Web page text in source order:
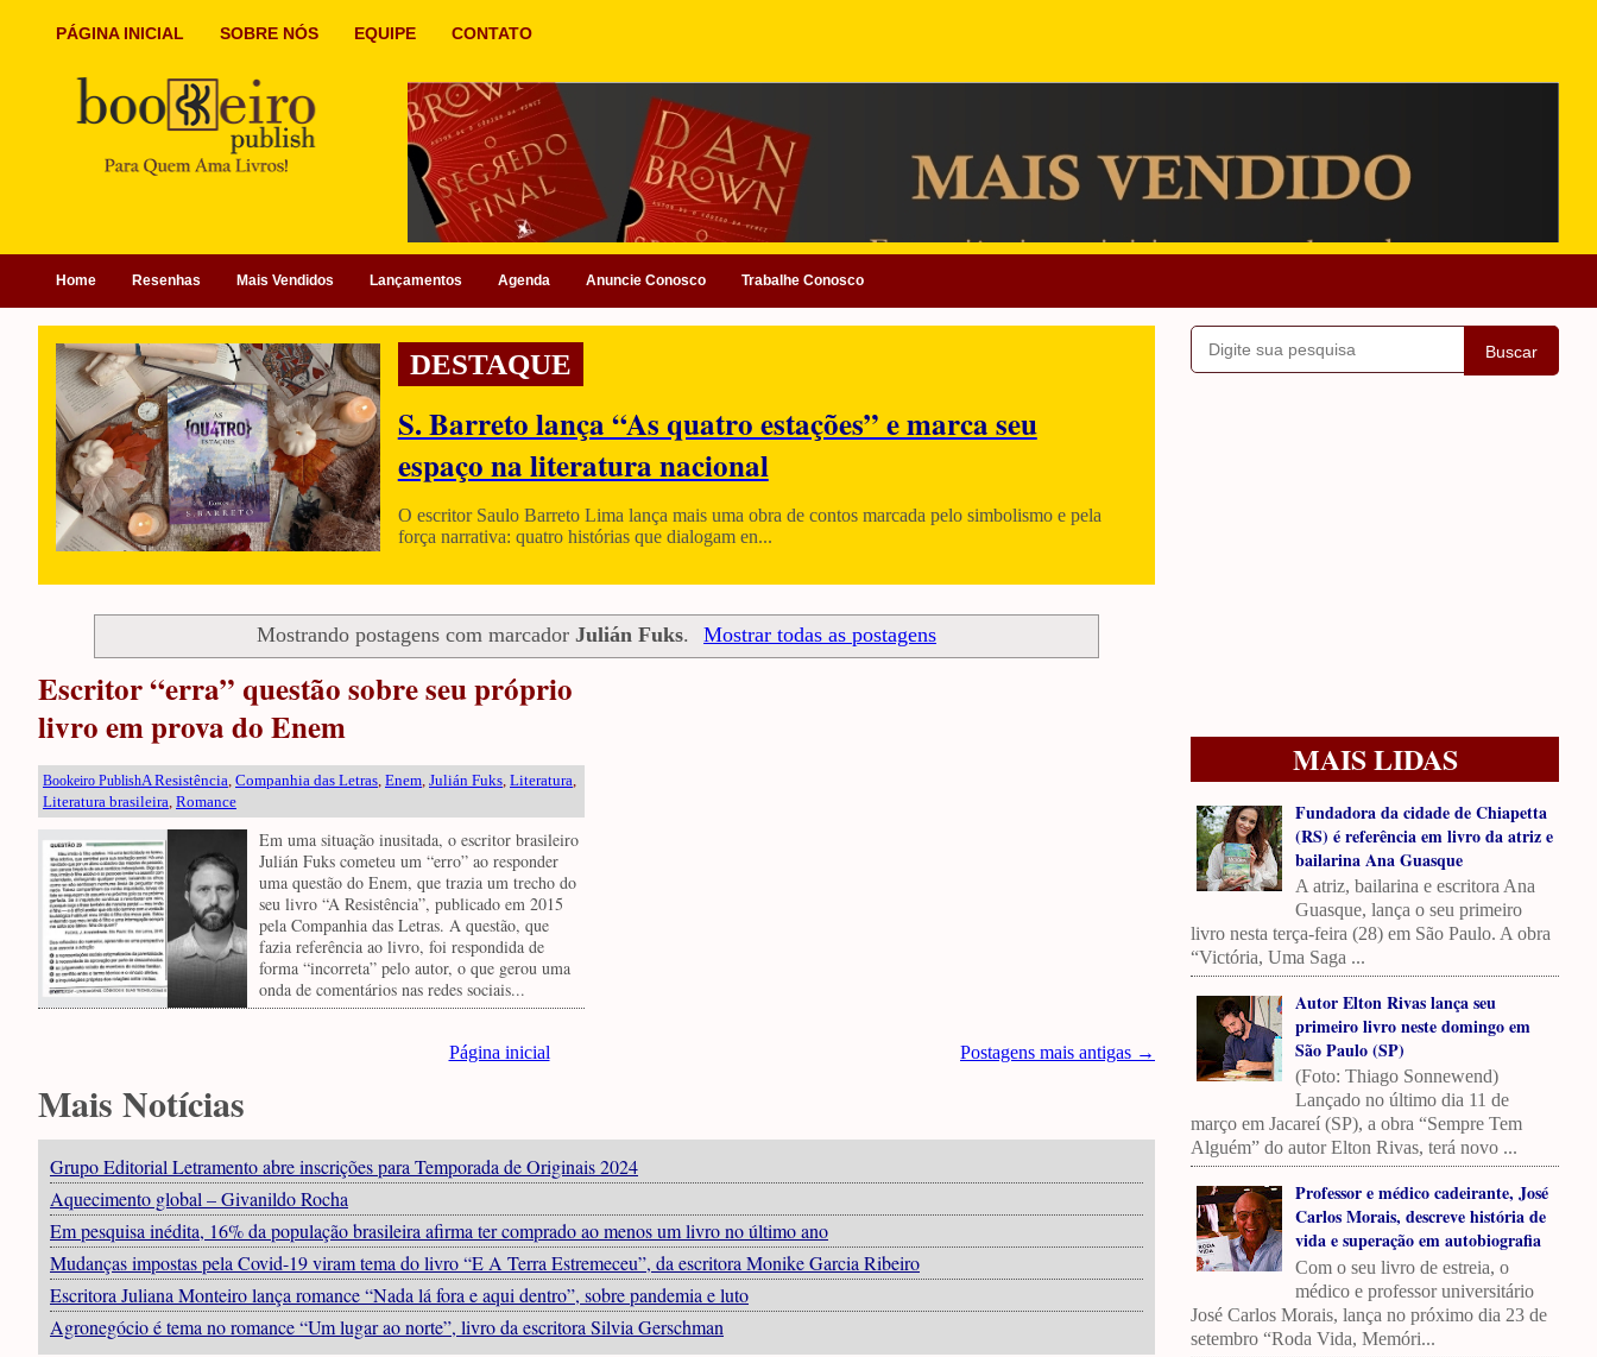
PÁGINA INICIAL SOBRE NÓS EQUIPE CONTATO
Home Resenhas Mais Vendidos Lançamentos Agenda Anuncie Conosco Trabalhe Conosco
DESTAQUE
S. Barreto lança “As quatro estações” e marca seu
espaço na literatura nacional
O escritor Saulo Barreto Lima lança mais uma obra de contos marcada pelo simbolismo e pela
força narrativa: quatro histórias que dialogam en...
Mostrando postagens com marcador Julián Fuks. Mostrar todas as postagens
Escritor “erra” questão sobre seu próprio
livro em prova do Enem
Bookeiro PublishA Resistência Companhia das Letras Enem Julián Fuks Literatura
Literatura brasileira Romance
Em uma situação inusitada, o escritor brasileiro
Julián Fuks cometeu um “erro” ao responder
uma questão do Enem, que trazia um trecho do
seu livro “A Resistência”, publicado em 2015
pela Companhia das Letras. A questão, que
fazia referência ao livro, foi respondida de
forma “incorreta” pelo autor, o que gerou uma
onda de comentários nas redes sociais...
Postagens mais antigas →
Página inicial
Mais Notícias
Grupo Editorial Letramento abre inscrições para Temporada de Originais 2024
Aquecimento global – Givanildo Rocha
Em pesquisa inédita, 16% da população brasileira afirma ter comprado ao menos um livro no último ano
Mudanças impostas pela Covid-19 viram tema do livro “E A Terra Estremeceu”, da escritora Monike Garcia Ribeiro
Escritora Juliana Monteiro lança romance “Nada lá fora e aqui dentro”, sobre pandemia e luto
Agronegócio é tema no romance “Um lugar ao norte”, livro da escritora Silvia Gerschman
Buscar
MAIS LIDAS
Fundadora da cidade de Chiapetta
(RS) é referência em livro da atriz e
bailarina Ana Guasque
A atriz, bailarina e escritora Ana
Guasque, lança o seu primeiro
livro nesta terça-feira (28) em São Paulo. A obra
“Victória, Uma Saga ...
Autor Elton Rivas lança seu
primeiro livro neste domingo em
São Paulo (SP)
(Foto: Thiago Sonnewend)
Lançado no último dia 11 de
março em Jacareí (SP), a obra “Sempre Tem
Alguém” do autor Elton Rivas, terá novo ...
Professor e médico cadeirante, José
Carlos Morais, descreve história de
vida e superação em autobiografia
Com o seu livro de estreia, o
médico e professor universitário
José Carlos Morais, lança no próximo dia 23 de
setembro “Roda Vida, Memóri...